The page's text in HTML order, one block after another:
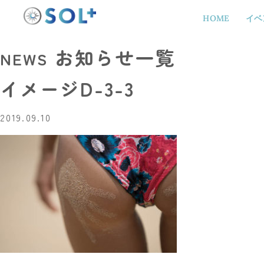
HOME イ
NEWS お知らせ一覧
イメージD-3-3
2019.09.10